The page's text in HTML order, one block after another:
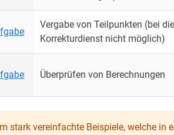
Vergabe von Teilpunkten (bei
Korrekturdienst nicht möglich)
Überprüfen von Berechnungen
stark vereinfachte Beispiele, welche in